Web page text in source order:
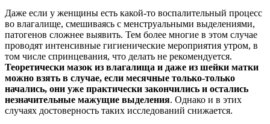
Даже если у женщины есть какой-то воспалительный процесс
во влагалище, смешиваясь с менструальными выделениями,
патогенов сложнее выявить. Тем более многие в этом случае
проводят интенсивные гигиенические мероприятия утром, в
том числе спринцевания, что делать не рекомендуется.
Теоретически мазок из влагалища и даже из шейки матки
можно взять в случае, если месячные только-только
начались, они уже практически закончились и остались
незначительные мажущие выделения. Однако и в этих
случаях достоверность таких исследований снижается.